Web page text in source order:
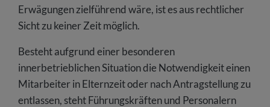
Erwägungen zielführend wäre, ist es aus rechtlicher
Sicht zu keiner Zeit möglich.
Besteht aufgrund einer besonderen
innerbetrieblichen Situation die Notwendigkeit einen
Mitarbeiter in Elternzeit oder nach Antragstellung zu
entlassen, steht Führungskräften und Personalern